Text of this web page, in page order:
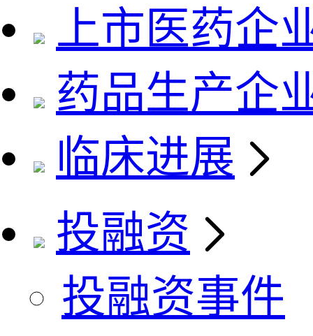
上市医药企
药品生产企
临床进展
投融资
投融资事件